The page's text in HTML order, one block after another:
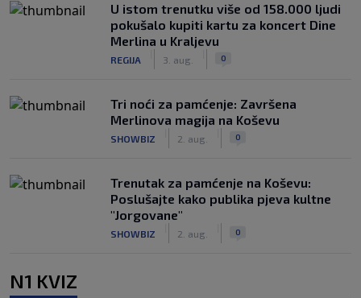
U istom trenutku više od 158.000 ljudi
pokušalo kupiti kartu za koncert Dine
Merlina u Kraljevu
REGIJA 3. aug. 0
Tri noći za pamćenje: Završena
Merlinova magija na Koševu
SHOWBIZ 2. aug. 0
Trenutak za pamćenje na Koševu:
Poslušajte kako publika pjeva kultne
"Jorgovane"
SHOWBIZ 2. aug. 0
N1 KVIZ